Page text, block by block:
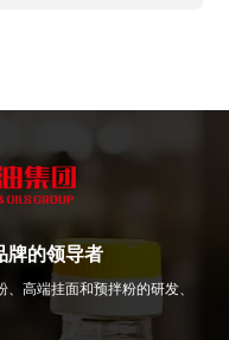
牌的领导者
高端挂面和预拌粉的研发、